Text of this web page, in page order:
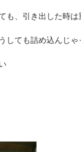
も、引き出した時は
しても詰め込んじゃ